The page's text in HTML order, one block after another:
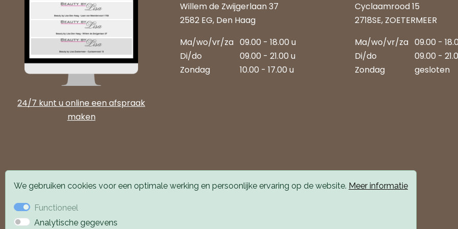
24/7 kunt u online een afspraak
maken
Willem de Zwijgerlaan 37
2582 EG, Den Haag
Ma/wo/vr/za 09.00 - 18.00 u
Di/do
09.00 - 21.00 u
Zondag
10.00 - 17.00 u
Cyclaamrood 15
2718SE, ZOETERMEER
Ma/wo/vr/za 09.00 -
Di/do
09.00 -
Zondag
gesloten
We gebruiken cookies voor een optimale werking en persoonlijke ervaring op de website. Meer informatie
Functioneel
Analytische gegevens